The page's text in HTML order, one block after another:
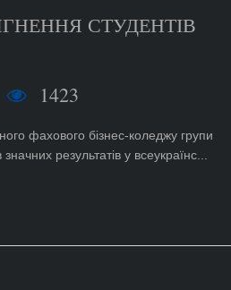
СТУДЕНТІВ
1423
фахового бізнес-коледжу групи
результатів у всеукраїнс...